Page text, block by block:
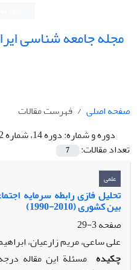
مجله جامعه شناسی
صفحه اصلی
فهرست مقالات
دوره و شماره:دوره 14، شماره 2، تابستان 1392
تعداد مقالات:
7
علمی
تحلیل فازی رابطه سرمایه
بین کشوری (2010-1990)
صفحه3-29
علی ساعی، مریم زارعیان،
چکیده مسئلة این مقاله